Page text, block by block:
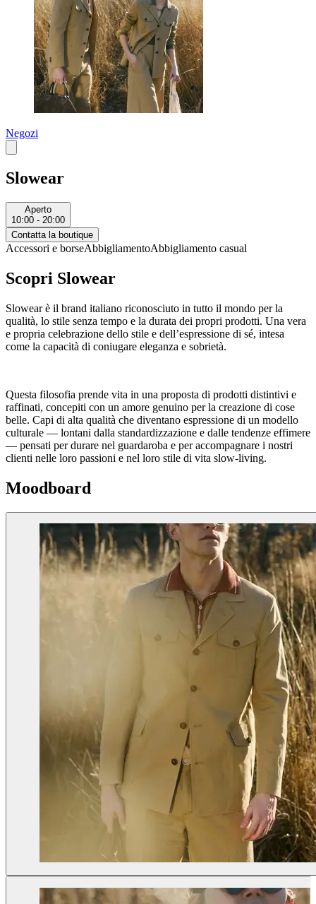
Negozi
Slowear
Aperto
10:00 - 20:00
Contatta la boutique
Accessori e borseAbbigliamentoAbbigliamento casual
Scopri Slowear
Slowear è il brand italiano riconosciuto in tutto il mondo per la
qualità, lo stile senza tempo e la durata dei propri prodotti. Una vera
e propria celebrazione dello stile e dell’espressione di sé, intesa
come la capacità di coniugare eleganza e sobrietà.
Questa filosofia prende vita in una proposta di prodotti distintivi e
raffinati, concepiti con un amore genuino per la creazione di cose
belle. Capi di alta qualità che diventano espressione di un modello
culturale — lontani dalla standardizzazione e dalle tendenze effimere
— pensati per durare nel guardaroba e per accompagnare i nostri
clienti nelle loro passioni e nel loro stile di vita slow-living.
Moodboard